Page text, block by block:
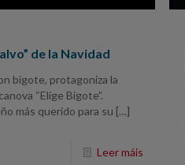
de la Navidad
bigote, protagoniza la
“Elige Bigote”.
más querido para su […]
Leer máis